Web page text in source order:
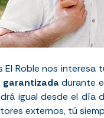
El Roble nos
garantizada durante
igual desde el día
externos, tú